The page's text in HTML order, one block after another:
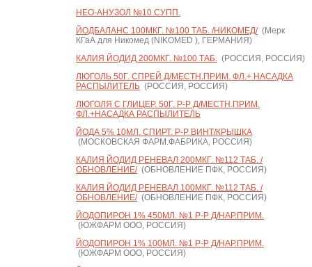
НЕО-АНУЗОЛ №10 СУПП.
ЙОДБАЛАНС 100МКГ. №100 ТАБ. /НИКОМЕД/(Мерк
КГаА для Никомед (NIKOMED ), ГЕРМАНИЯ)
КАЛИЯ ЙОДИД 200МКГ. №100 ТАБ.(РОССИЯ, РОССИЯ)
ЛЮГОЛЬ 50Г. СПРЕЙ Д/МЕСТН.ПРИМ. ФЛ.+ НАСАДКА
РАСПЫЛИТЕЛЬ(РОССИЯ, РОССИЯ)
ЛЮГОЛЯ С ГЛИЦЕР. 50Г. Р-Р Д/МЕСТН.ПРИМ.
ФЛ.+НАСАДКА РАСПЫЛИТЕЛЬ
ЙОДА 5% 10МЛ. СПИРТ. Р-Р ВИНТ/КРЫШКА
(МОСКОВСКАЯ ФАРМ.ФАБРИКА, РОССИЯ)
КАЛИЯ ЙОДИД РЕНЕВАЛ 200МКГ. №112 ТАБ. /
ОБНОВЛЕНИЕ/(ОБНОВЛЕНИЕ ПФК, РОССИЯ)
КАЛИЯ ЙОДИД РЕНЕВАЛ 100МКГ. №112 ТАБ. /
ОБНОВЛЕНИЕ/(ОБНОВЛЕНИЕ ПФК, РОССИЯ)
ЙОДОПИРОН 1% 450МЛ. №1 Р-Р Д/НАР.ПРИМ.
(ЮЖФАРМ ООО, РОССИЯ)
ЙОДОПИРОН 1% 100МЛ. №1 Р-Р Д/НАР.ПРИМ.
(ЮЖФАРМ ООО, РОССИЯ)